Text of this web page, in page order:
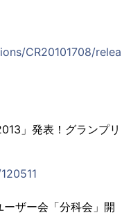
CR20101708/relea
」発表！グランプリ
ザー会「分科会」開